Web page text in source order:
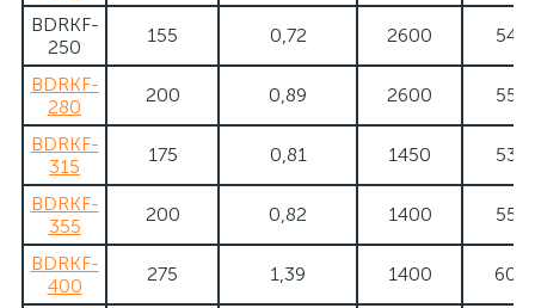
BDRKF-
250
155 0,72 2600 54
BDRKF-
280
200 0,89 2600 55
BDRKF-
315
175 0,81 1450 53
BDRKF-
355
200 0,82 1400 55
BDRKF-
400
275 1,39 1400 60